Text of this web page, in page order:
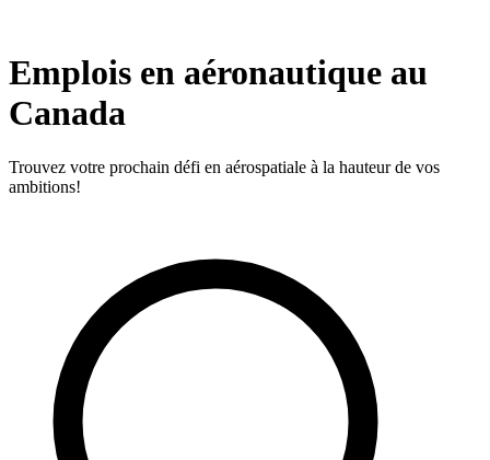
Emplois en aéronautique au
Canada
Trouvez votre prochain défi en aérospatiale à la hauteur de vos
ambitions!